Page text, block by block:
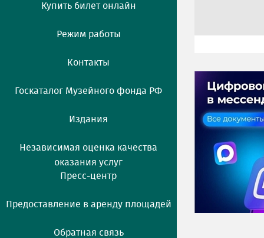
Купить билет онлайн
Режим работы
Контакты
Госкаталог Музейного фонда РФ
Издания
Независимая оценка качества
оказания услуг
Пресс-центр
Предоставление в аренду площадей
Обратная связь